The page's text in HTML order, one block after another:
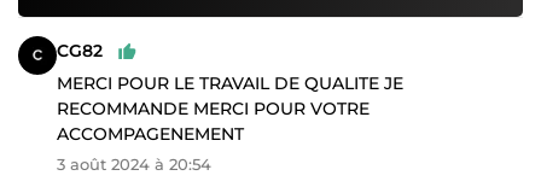
CG82
MERCI POUR LE TRAVAIL DE QUALITE JE
RECOMMANDE MERCI POUR VOTRE
ACCOMPAGENEMENT
3 août 2024 à 20:54